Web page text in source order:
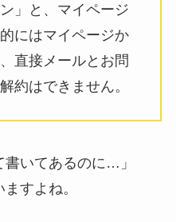
」と、マイページ
にはマイページか
直接メールとお問
約はできません。
書いてあるのに…」
すよね。